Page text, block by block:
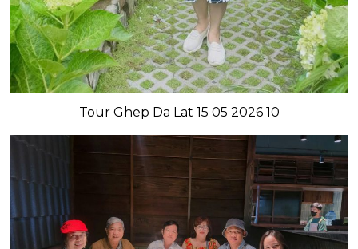
Tour Ghep Da Lat 15 05 2026 10